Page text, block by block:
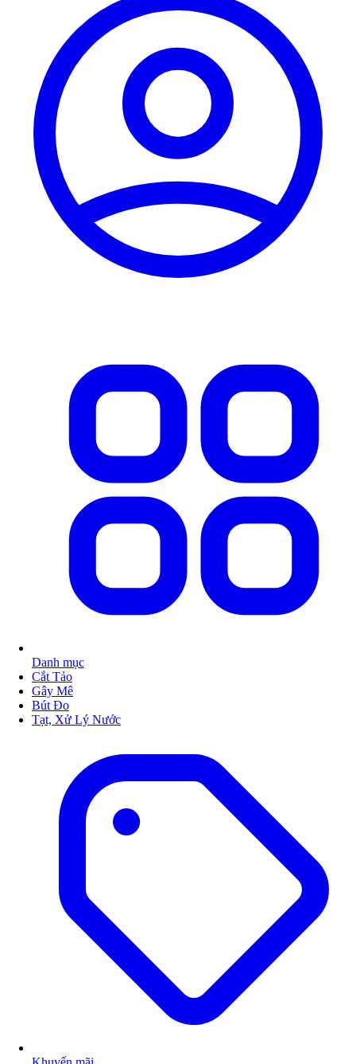
Danh mục
Cắt Tảo
Gây Mê
Bút Đo
Tạt, Xử Lý Nước